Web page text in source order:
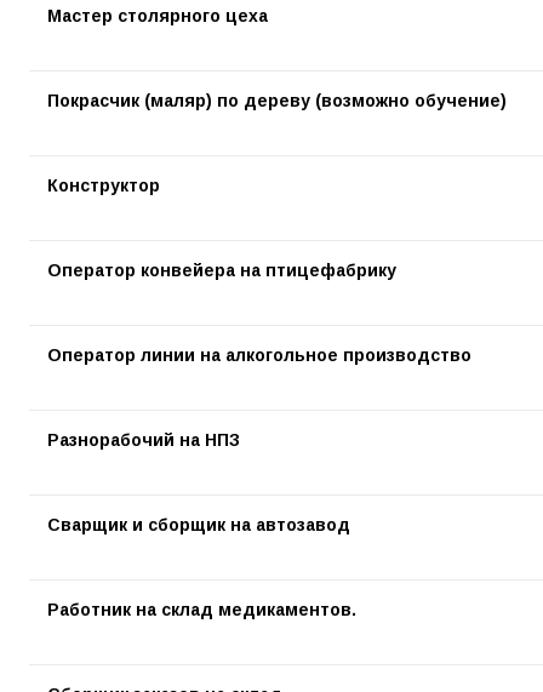
Мастер столярного цеха
Покрасчик (маляр) по дереву (возможно обучение)
Конструктор
Оператор конвейера на птицефабрику
Оператор линии на алкогольное производство
Разнорабочий на НПЗ
Сварщик и сборщик на автозавод
Работник на склад медикаментов.